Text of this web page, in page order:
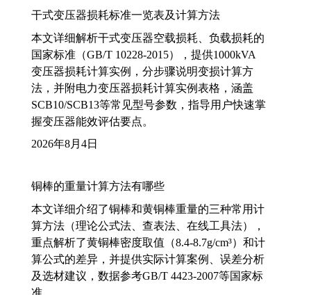
干式变压器损耗标准一览表及计算方法
本文详细解析干式变压器空载损耗、负载损耗的
国家标准（GB/T 10228-2015），提供1000kVA
变压器损耗计算实例，分步骤说明变损计算方
法，并附电力变压器损耗计算实例表格，涵盖
SCB10/SCB13等常见型号参数，指导用户快速掌
握变压器能效评估要点。
2026年8月4日
铜棒的重量计算方法有哪些
本文详细介绍了铜棒和黄铜棒重量的三种常用计
算方法（理论公式法、查表法、在线工具法），
重点解析了黄铜棒密度取值（8.4-8.7g/cm³）和计
算公式的差异，并提供实际计算案例、误差分析
及选材建议，数据参考GB/T 4423-2007等国家标
准。